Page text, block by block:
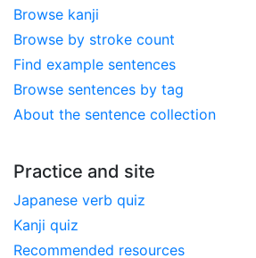
Browse kanji
Browse by stroke count
Find example sentences
Browse sentences by tag
About the sentence collection
Practice and site
Japanese verb quiz
Kanji quiz
Recommended resources